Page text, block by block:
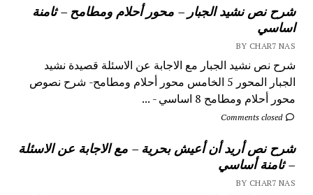
شرح نص نشيد الجبار – محور أحلام ومطامح – ثامنة
اساسي
BY CHAR7 NAS
شرح نص نشيد الجبار مع الاجابة عن الاسئلة قصيدة نشيد
الجبار المحور 5 الخامس محور أحلام ومطامح- شرح نصوص
محور أحلام ومطامح 8 اساسي - ...
Comments closed
شرح نص أريد أن أعيش بحرية – مع الاجابة عن الاسئلة
– ثامنة أساسي
BY CHAR7 NAS